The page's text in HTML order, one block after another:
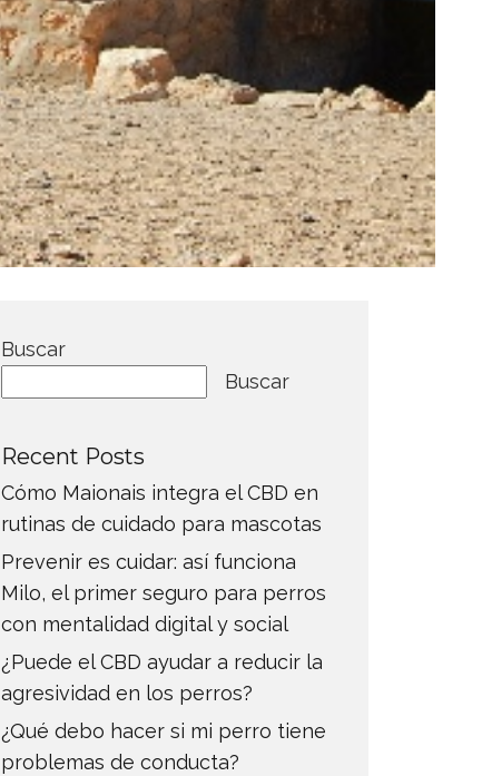
Buscar
Buscar
Recent Posts
Cómo Maionais integra el CBD en
rutinas de cuidado para mascotas
Prevenir es cuidar: así funciona
Milo, el primer seguro para perros
con mentalidad digital y social
¿Puede el CBD ayudar a reducir la
agresividad en los perros?
¿Qué debo hacer si mi perro tiene
problemas de conducta?